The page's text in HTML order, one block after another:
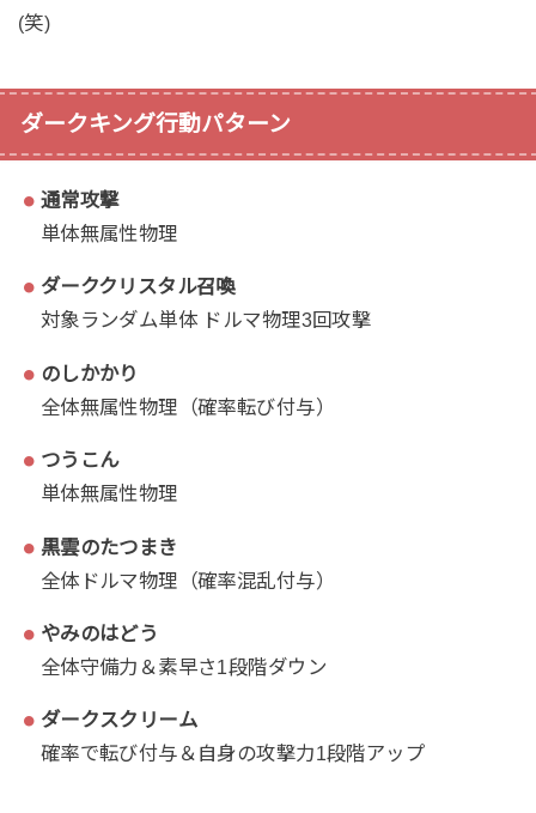
(笑)
ダークキング行動パターン
通常攻撃
単体無属性物理
ダーククリスタル召喚
対象ランダム単体 ドルマ物理3回攻撃
のしかかり
全体無属性物理（確率転び付与）
つうこん
単体無属性物理
黒雲のたつまき
全体ドルマ物理（確率混乱付与）
やみのはどう
全体守備力＆素早さ1段階ダウン
ダークスクリーム
確率で転び付与＆自身の攻撃力1段階アップ